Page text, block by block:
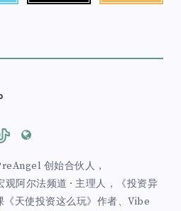
创始合伙人，
阿尔法频道 · 主理人，《投资异
天使投资这么玩》作者、Vibe